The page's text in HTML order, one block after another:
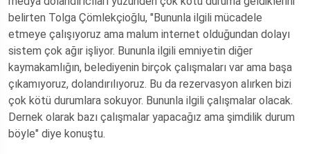
belirten Tolga Çömlekçioğlu, "Bununla ilgili mücadele
etmeye çalışıyoruz ama malum internet olduğundan dolayı
sistem çok ağır işliyor. Bununla ilgili emniyetin diğer
kaymakamlığın, belediyenin birçok çalışmaları var ama başa
çıkamıyoruz, dolandırılıyoruz. Bu da rezervasyon alırken bizi
çok kötü durumlara sokuyor. Bununla ilgili çalışmalar olacak.
Dernek olarak bazı çalışmalar yapacağız ama şimdilik durum
böyle" diye konuştu.